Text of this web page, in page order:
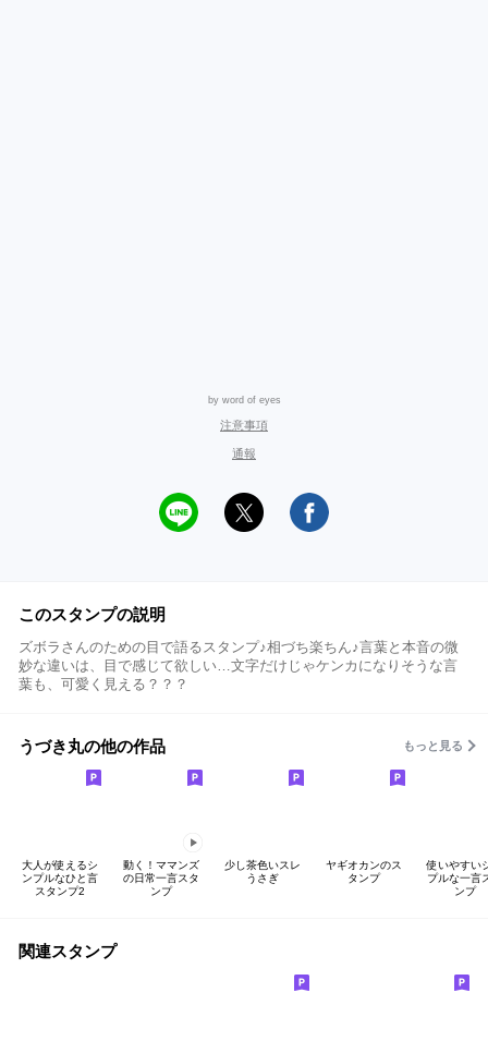
by word of eyes
注意事項
通報
このスタンプの説明
ズボラさんのための目で語るスタンプ♪相づち楽ちん♪言葉と本音の微
妙な違いは、目で感じて欲しい…文字だけじゃケンカになりそうな言
葉も、可愛く見える？？？
うづき丸の他の作品 もっと見る
大人が使えるシ
ンプルなひと言
スタンプ2
動く！ママンズ
の日常一言スタ
ンプ
少し茶色いスレ
うさぎ
ヤギオカンのス
タンプ
使いやすい
プルな一言
ンプ
関連スタンプ